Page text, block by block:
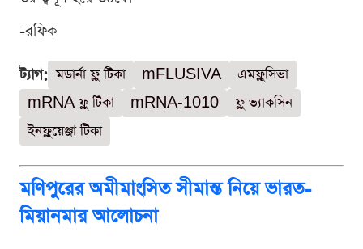
-রফিক
ট্যাগ: মডার্না ফ্লু টিকা mFLUSIVA
এমফ্লুসিভা
mRNA ফ্লু টিকা
mRNA-1010
ফ্লু ভ্যাকসিন
ইনফ্লুয়েঞ্জা টিকা
মণিপুরের অমীমাংসিত সীমান্ত নিয়ে ভারত-
মিয়ানমার আলোচনা